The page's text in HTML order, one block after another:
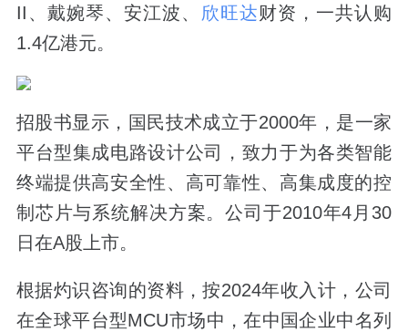
II、戴婉琴、安江波、 欣旺达财资，一共认购
1.4亿港元。
招股书显示，国民技术成立于2000年，是一家
平台型集成电路设计公司，致力于为各类智能
终端提供高安全性、高可靠性、高集成度的控
制芯片与系统解决方案。公司于2010年4月30
日在A股上市。
根据灼识咨询的资料，按2024年收入计，公司
在全球平台型MCU市场中，在中国企业中名列